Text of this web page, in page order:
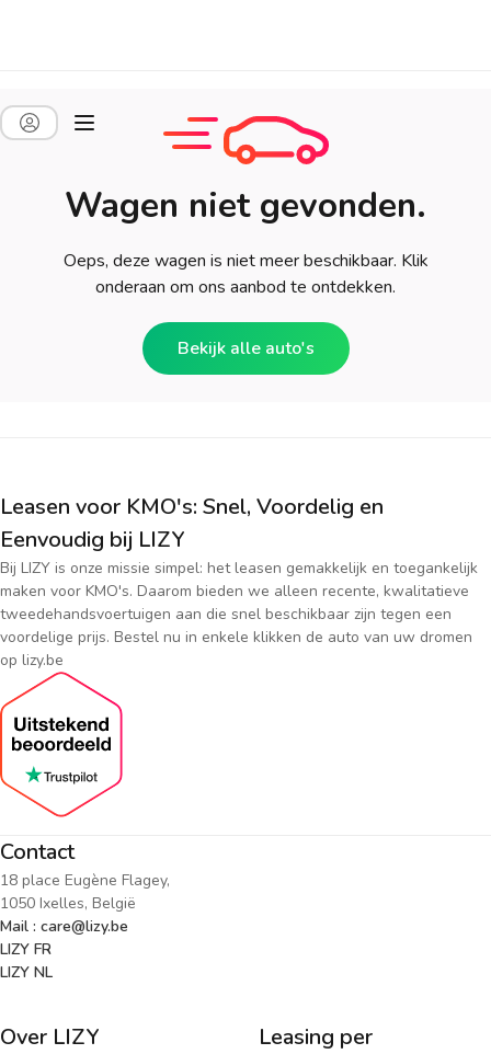
Wagen niet gevonden.
Oeps, deze wagen is niet meer beschikbaar. Klik
onderaan om ons aanbod te ontdekken.
Bekijk alle auto's
Leasen voor KMO's: Snel, Voordelig en
Eenvoudig bij LIZY
Bij LIZY is onze missie simpel: het leasen gemakkelijk en toegankelijk
maken voor KMO's. Daarom bieden we alleen recente, kwalitatieve
tweedehandsvoertuigen aan die snel beschikbaar zijn tegen een
voordelige prijs. Bestel nu in enkele klikken de auto van uw dromen
op lizy.be
Contact
18 place Eugène Flagey,
1050 Ixelles, België
Mail : care@lizy.be
LIZY FR
LIZY NL
Over LIZY
Leasing per